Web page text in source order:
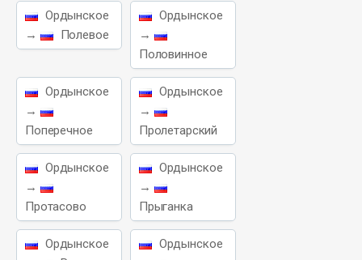
Ордынское
→
Полевое
Ордынское
→
Половинное
Ордынское
→
Поперечное
Ордынское
→
Пролетарский
Ордынское
→
Протасово
Ордынское
→
Прыганка
Ордынское
Ордынское